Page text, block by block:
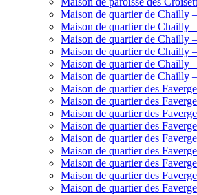
Maison de quartier de Chailly
Maison de quartier de Chailly
Maison de quartier de Chailly
Maison de quartier de Chailly
Maison de quartier de Chailly
Maison de quartier de Chailly
Maison de quartier des
Maison de quartier des
Maison de quartier des
Maison de quartier des
Maison de quartier des
Maison de quartier des
Maison de quartier des
Maison de quartier des
Maison de quartier des